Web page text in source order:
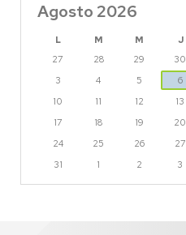
Agosto 2026
L M M J
27
28 29 30
3
4 5 6
10
11 12 13
17
18 19 20
24
25 26 27
31
1 2 3